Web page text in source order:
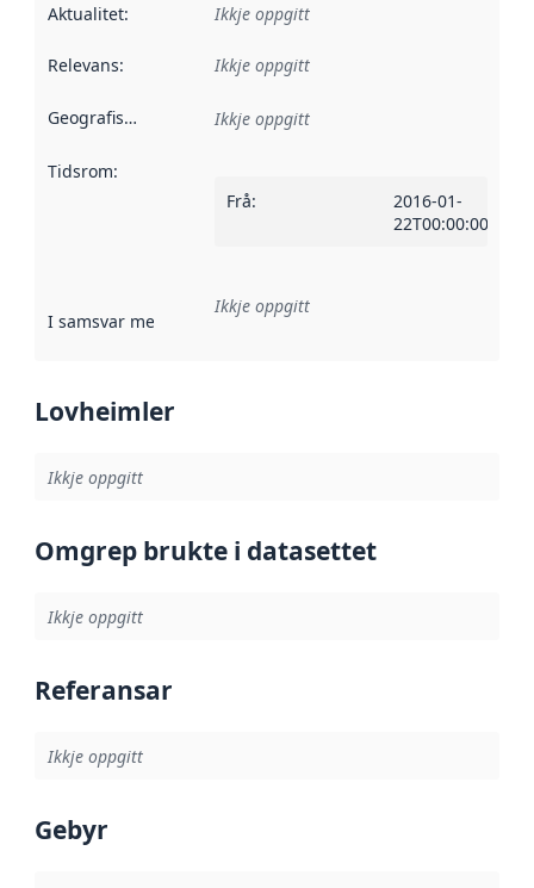
Aktualitet: Ikkje oppgitt
Relevans: Ikkje oppgitt
Geografisk område Ikkje oppgitt
Tidsrom:
Frå:
2016-01-
22T00:00:00Z
I samsvar med Referanse til ei implementeringsregel eller
Ikkje oppgitt
Lovheimler
Ikkje oppgitt
Omgrep brukte i datasettet
Ikkje oppgitt
Referansar
Ikkje oppgitt
Gebyr